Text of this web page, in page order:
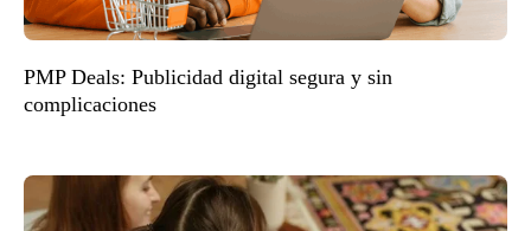
PMP Deals: Publicidad digital segura y sin
complicaciones